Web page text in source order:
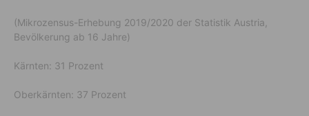
(Mikrozensus-Erhebung 2019/2020 der Statistik Austria,
Bevölkerung ab 16 Jahre)
Kärnten: 31 Prozent
Oberkärnten: 37 Prozent